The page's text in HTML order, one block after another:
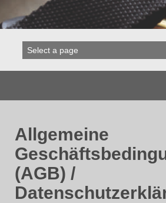
Allgemeine
(AGB) /